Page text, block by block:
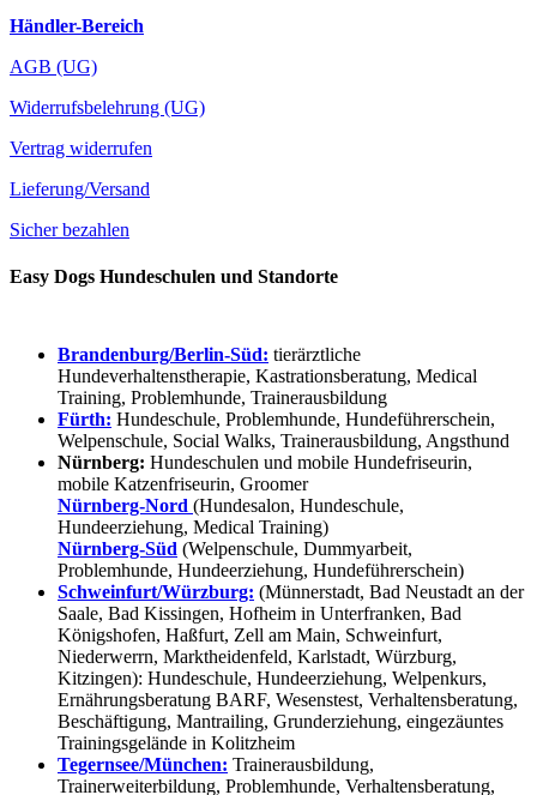
Händler-Bereich
AGB (UG)
Widerrufsbelehrung (UG)
Vertrag widerrufen
Lieferung/Versand
Sicher bezahlen
Easy Dogs Hundeschulen und Standorte
Brandenburg/Berlin-Süd: tierärztliche
Hundeverhaltenstherapie, Kastrationsberatung, Medical
Training, Problemhunde, Trainerausbildung
Fürth: Hundeschule, Problemhunde, Hundeführerschein,
Welpenschule, Social Walks, Trainerausbildung, Angsthund
Nürnberg: Hundeschulen und mobile Hundefriseurin,
mobile Katzenfriseurin, Groomer
Nürnberg-Nord (Hundesalon, Hundeschule,
Hundeerziehung, Medical Training)
Nürnberg-Süd (Welpenschule, Dummyarbeit,
Problemhunde, Hundeerziehung, Hundeführerschein)
Schweinfurt/Würzburg: (Münnerstadt, Bad Neustadt an der
Saale, Bad Kissingen, Hofheim in Unterfranken, Bad
Königshofen, Haßfurt, Zell am Main, Schweinfurt,
Niederwerrn, Marktheidenfeld, Karlstadt, Würzburg,
Kitzingen): Hundeschule, Hundeerziehung, Welpenkurs,
Ernährungsberatung BARF, Wesenstest, Verhaltensberatung,
Beschäftigung, Mantrailing, Grunderziehung, eingezäuntes
Trainingsgelände in Kolitzheim
Tegernsee/München: Trainerausbildung,
Trainerweiterbildung, Problemhunde, Verhaltensberatung,